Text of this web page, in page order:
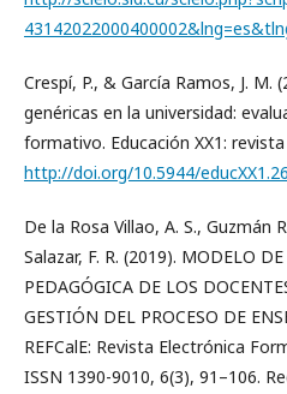
Crespí, P., & García Ramos, J. M.
genéricas en la universidad:
formativo. Educación XX1:
http://doi.org/10.5944/
De la Rosa Villao, A. S., Guzmán
Salazar, F. R. (2019). MODELO
PEDAGÓGICA DE LOS
GESTIÓN DEL PROCESO DE
REFCalE: Revista Electrónica
ISSN 1390-9010, 6(3), 91–106.